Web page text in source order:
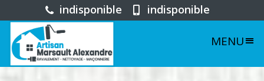
indisponible indisponible
MENU